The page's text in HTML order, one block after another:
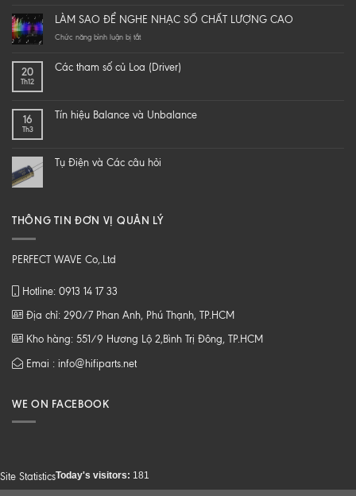
yourself
a
speaker
loa
Z
LÀM SAO ĐỂ NGHE NHẠC SỐ CHẤT LƯỢNG CAO
Chức năng bình luận bị tắtở
ĐỂ
CHẤT
20
Th12
Các tham số củ Loa (Driver)
16
Th3
Tín hiệu Balance và Unbalance
Tụ Điện và Các câu hỏi
THÔNG TIN ĐƠN VỊ QUẢN LÝ
PERFECT WAVE Co,.Ltd
Hotline: 0913 14 17 33
Địa chỉ: 290/7 Phan Anh, Phú Thạnh, TP.HCM
Kho hàng: 551/9 Hương Lộ 2,Bình Trị Đông, TP.HCM
Emai : info@hifiparts.net
WE ON FACEBOOK
Site StatisticsToday's visitors: 181